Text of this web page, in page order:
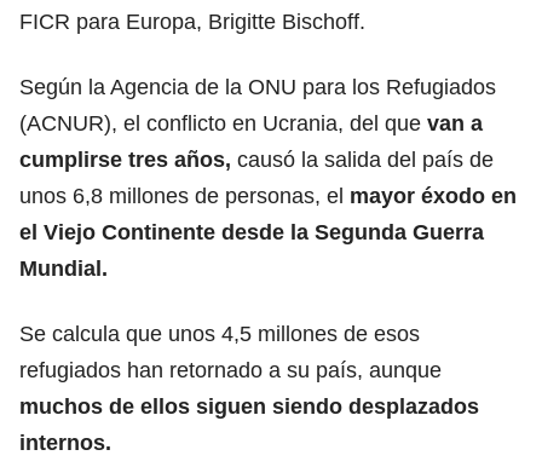
FICR para Europa, Brigitte Bischoff.
Según la Agencia de la ONU para los Refugiados
(ACNUR), el conflicto en Ucrania, del que van a
cumplirse tres años, causó la salida del país de
unos 6,8 millones de personas, el mayor éxodo en
el Viejo Continente desde la Segunda Guerra
Mundial.
Se calcula que unos 4,5 millones de esos
refugiados han retornado a su país, aunque
muchos de ellos siguen siendo desplazados
internos.